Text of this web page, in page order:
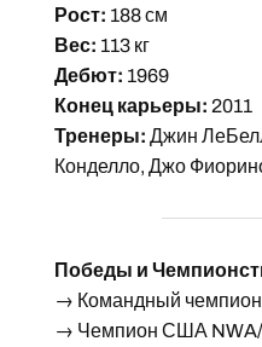
Рост: 188 см
Вес: 113 кг
Дебют: 1969
Конец карьеры: 2011
Тренеры: Джин
Конделло, Джо
Победы и
→ Командный
→ Чемпион США NWA/